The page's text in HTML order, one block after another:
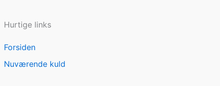
Hurtige links
Forsiden
Nuværende kuld